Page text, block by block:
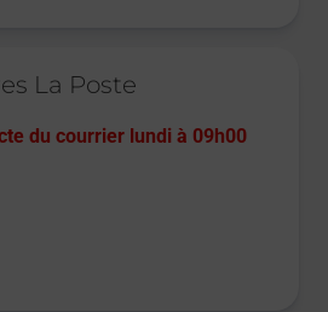
La Poste
du courrier lundi à 09h00